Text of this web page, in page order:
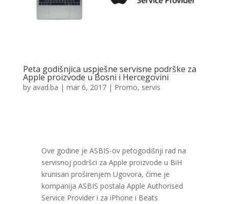
Peta godišnjica uspješne servisne podrške za
Apple proizvode u Bosni i Hercegovini
by avad.ba | mar 6, 2017| Promo, servis
Ove godine je ASBIS-ov petogodišnji rad na
servisnoj podršci za Apple proizvode u BiH
krunisan proširenjem Ugovora, čime je
kompanija ASBIS postala Apple Authorised
Service Provider i za iPhone i Beats